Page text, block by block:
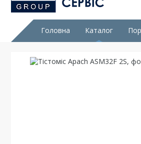
Головна Каталог